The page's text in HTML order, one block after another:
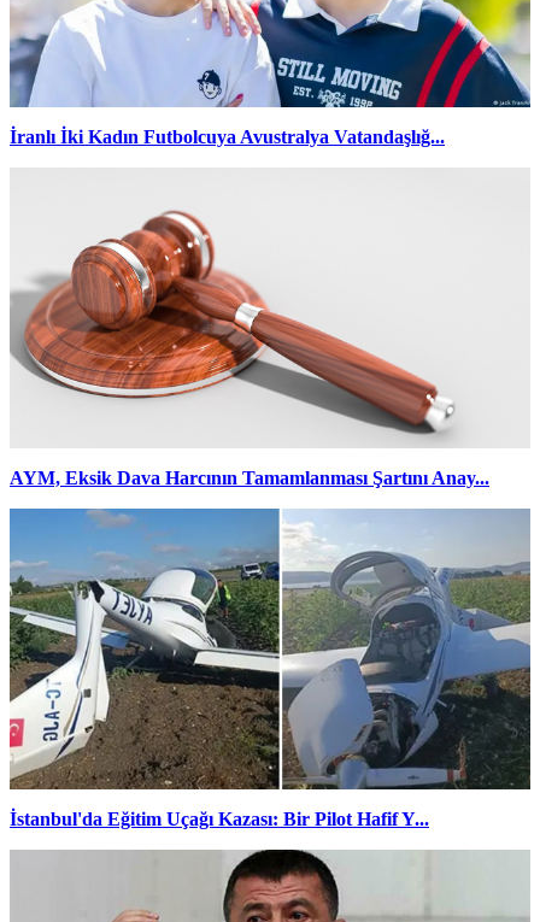
İranlı İki Kadın Futbolcuya Avustralya Vatandaşlığ...
AYM, Eksik Dava Harcının Tamamlanması Şartını Anay...
İstanbul'da Eğitim Uçağı Kazası: Bir Pilot Hafif Y...